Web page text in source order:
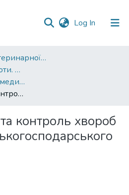
Log In (current)
Факультет ветеринарної медицини
Кваліфікаційні роботи. Факультет ветеринарної медицини
211 «Ветеринарна медицина» - Магістри 2024-2025
Профілактика та контроль хвороб в умовах сільськогосподарського підприємства
контроль хвороб